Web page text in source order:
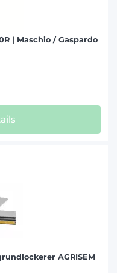
| Maschio / Gaspardo
AGRISEM